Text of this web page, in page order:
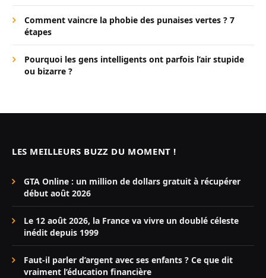
Comment vaincre la phobie des punaises vertes ? 7
étapes
Pourquoi les gens intelligents ont parfois l’air stupide
ou bizarre ?
LES MEILLEURS BUZZ DU MOMENT !
GTA Online : un million de dollars gratuit à récupérer
début août 2026
Le 12 août 2026, la France va vivre un doublé céleste
inédit depuis 1999
Faut-il parler d’argent avec ses enfants ? Ce que dit
vraiment l’éducation financière